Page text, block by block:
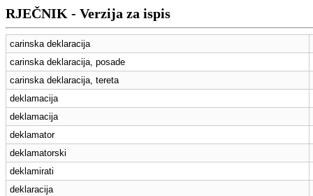
RJEČNIK - Verzija za ispis
carinska deklaracija
carinska deklaracija, posade
carinska deklaracija, tereta
deklamacija
deklamacija
deklamator
deklamatorski
deklamirati
deklaracija